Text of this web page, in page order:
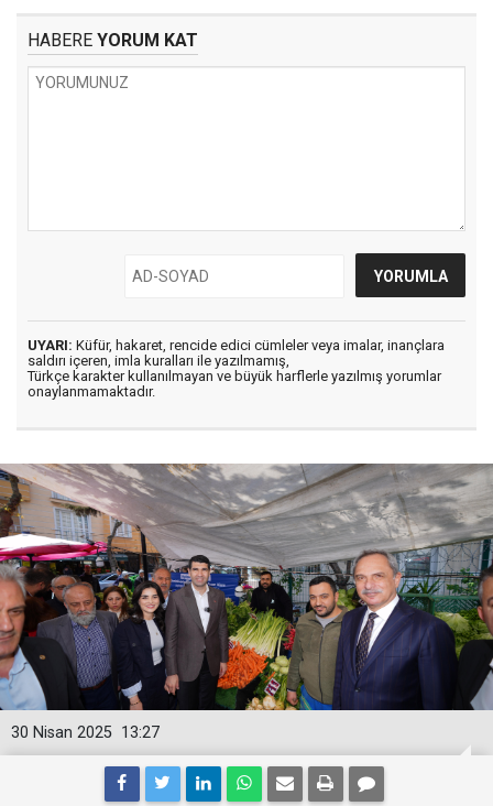
HABERE YORUM KAT
UYARI: Küfür, hakaret, rencide edici cümleler veya imalar, inançlara
saldırı içeren, imla kuralları ile yazılmamış,
Türkçe karakter kullanılmayan ve büyük harflerle yazılmış yorumlar
onaylanmamaktadır.
13:27
30 Nisan 2025